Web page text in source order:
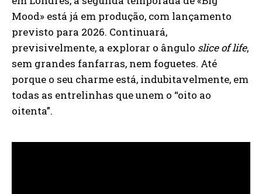
Mood» está já em produção, com lançamento
previsto para 2026. Continuará,
previsivelmente, a explorar o ângulo slice of life,
sem grandes fanfarras, nem foguetes. Até
porque o seu charme está, indubitavelmente, em
todas as entrelinhas que unem o “oito ao
oitenta”.